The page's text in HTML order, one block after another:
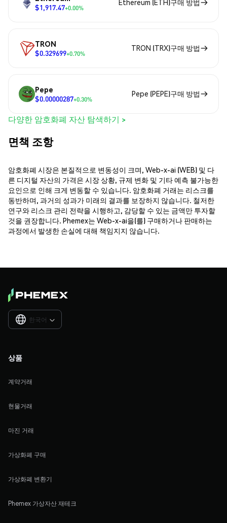
$1,917.47+0.00%
Ethereum (ETH)구매 방법
TRON
$0.329699+0.70%
TRON (TRX)구매 방법
Pepe
$0.00000287+0.30%
Pepe (PEPE)구매 방법
다양한 암호화폐 자산 탐색하기 >
면책 조항
암호화폐 시장은 본질적으로 변동성이 크며, Web-x-ai (WEB) 및 다
른 디지털 자산의 가격은 시장 상황, 규제 변화 및 기타 예측 불가능한
요인으로 인해 크게 변동할 수 있습니다. 암호화폐 거래는 리스크를
동반하며, 과거의 성과가 미래의 결과를 보장하지 않습니다. 철저한
연구와 리스크 관리 전략을 시행하고, 감당할 수 있는 금액만 투자할
것을 권장합니다. Phemex는 Web-x-ai을(를) 구매하거나 판매하는
과정에서 발생한 손실에 대해 책임지지 않습니다.
한국어 
상품
계약거래
현물거래
마진 거래
가상화폐 구매
가상화폐 변환기
Phemex 가상자산 재테크